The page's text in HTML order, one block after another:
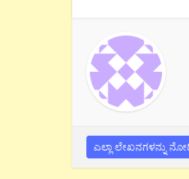
ಎಲ್ಲಾ ಲೇಖನಗಳನ್ನು